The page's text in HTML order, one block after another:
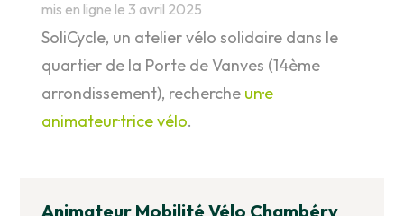
mis en ligne le 3 avril 2025
SoliCycle, un atelier vélo solidaire dans le
quartier de la Porte de Vanves (14ème
arrondissement), recherche un·e
animateur·trice vélo.
Animateur Mobilité Vélo Chambéry